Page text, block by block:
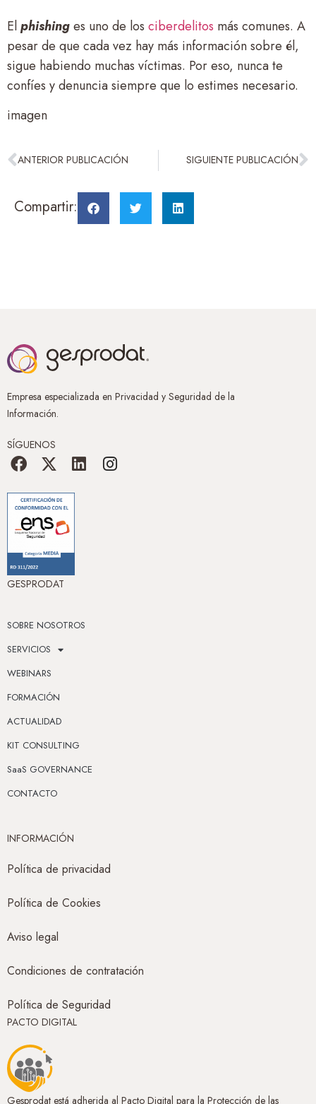
Elphishinges uno de los ciberdelitos más comunes. A
pesar de que cada vez hay más información sobre él,
sigue habiendo muchas víctimas. Por eso, nunca te
confíes y denuncia siempre que lo estimes necesario.
imagen
ANTERIOR PUBLICACIÓN SIGUIENTE PUBLICACIÓN
Compartir:
Empresa especializada en Privacidad y Seguridad de la
Información.
SÍGUENOS
GESPRODAT
SOBRE NOSOTROS
SERVICIOS
WEBINARS
FORMACIÓN
ACTUALIDAD
KIT CONSULTING
SaaS GOVERNANCE
CONTACTO
INFORMACIÓN
Política de privacidad
Política de Cookies
Aviso legal
Condiciones de contratación
Política de Seguridad
PACTO DIGITAL
Gesprodat está adherida al Pacto Digital para la Protección de las